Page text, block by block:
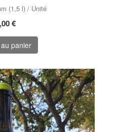
(1,5 l) / Unité
€
panier